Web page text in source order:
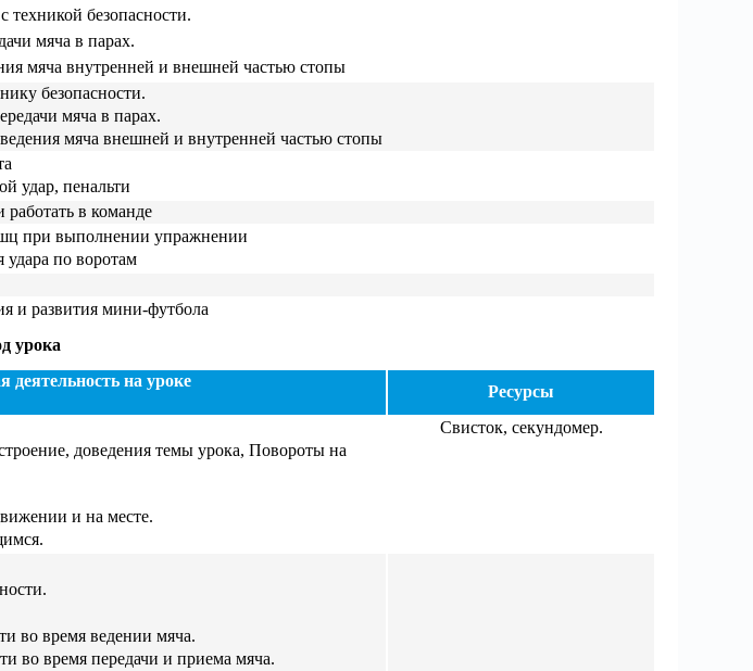
техникой безопасности.
мяча в парах.
мяча внутренней и внешней частью стопы
безопасности.
мяча в парах.
мяча внешней и внутренней частью стопы
удар, пенальти
в команде
при выполнении упражнении
удара по воротам
и развития мини-футбола
урока
деятельность на уроке
Ресурсы
доведения темы урока, Повороты на
и на месте.
Свисток, секундомер.
во время ведении мяча.
во время передачи и приема мяча.